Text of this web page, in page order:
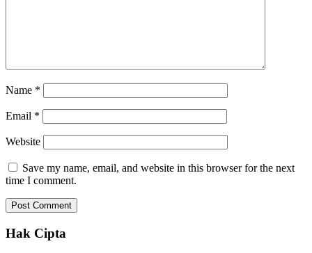
Name *
Email *
Website
Save my name, email, and website in this browser for the next
time I comment.
Hak Cipta